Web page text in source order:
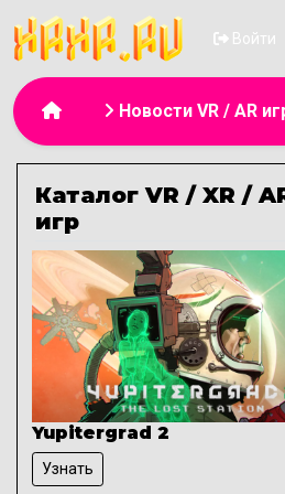
Войти
Основная
Новости VR / AR
Каталог VR / XR /
игр
Yupitergrad 2
Узнать